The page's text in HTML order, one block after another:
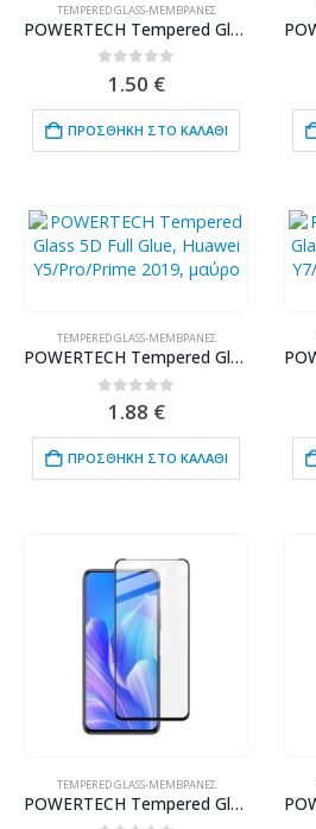
TEMPERED GLASS-ΜΕΜΒΡΆΝΕΣ
POWERTECH Tempered Glass 5D Full Glue, Samsung A60 2019, μαύρο
out of 5
1.50 €
ΠΡΟΣΘΉΚΗ ΣΤΟ ΚΑΛΆΘΙ
TEMPERED GLASS-ΜΕΜΒΡΆΝΕΣ
POWERTECH Tempered Glass 5D Full Glue, Huawei Y5/Pro/Prime 2019, μαύρο
out of 5
1.88 €
ΠΡΟΣΘΉΚΗ ΣΤΟ ΚΑΛΆΘΙ
TEMPERED GLASS-ΜΕΜΒΡΆΝΕΣ
POWERTECH Tempered Glass 5D, full glue, Huawei Enjoy 20 Plus 5G, μαύρο